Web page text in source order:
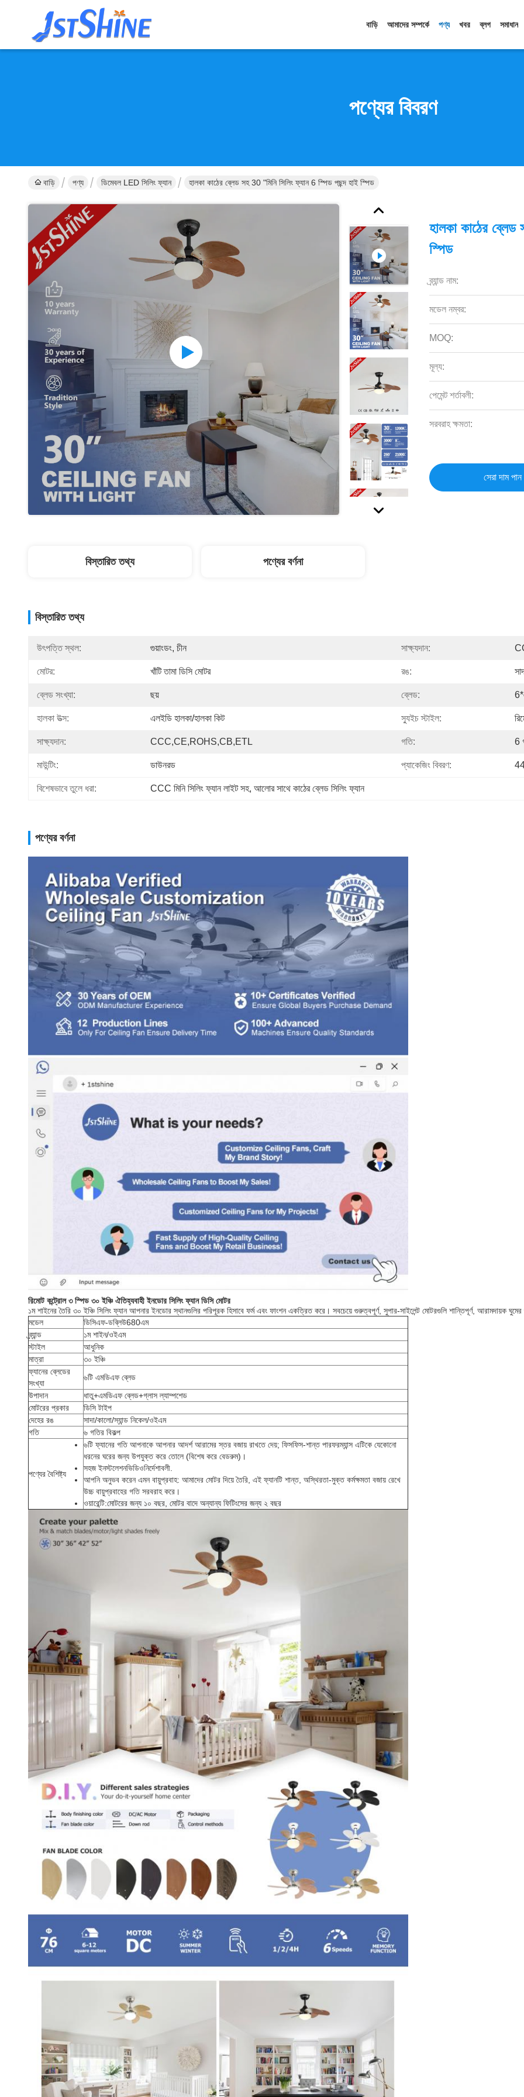
বাড়ি আমাদের সম্পর্কে পণ্য খবর ব্লগ সমাধান
পণ্যের বিবরণ
বাড়ি পণ্য ডিমেবল LED সিলিং ফ্যান হালকা কাঠের ব্লেড সহ 30 "মিনি সিলিং ফ্যান 6 স্পিড পছন্দ হাই স্পিড
হালকা কাঠের ব্লেড
স্পিড
ব্র্যান্ড নাম:
মডেল নম্বর:
MOQ:
মূল্য:
পেমেন্ট শর্তাবলী:
সরবরাহ ক্ষমতা:
সেরা দাম পান
বিস্তারিত তথ্য পণ্যের বর্ণনা
বিস্তারিত তথ্য
উৎপত্তি স্থল: গুয়াংডং, চীন সাক্ষ্যদান:
মোটর: খাঁটি তামা ডিসি মোটর রঙ:
ব্লেড সংখ্যা: ছয় ব্লেড:
হালকা উত্স: এলইডি হালকা/হালকা কিট স্যুইচ স্টাইল:
সাক্ষ্যদান: CCC,CE,ROHS,CB,ETL গতি: 6
মাউন্টিং: ডাউনরড প্যাকেজিং বিবরণ:
বিশেষভাবে তুলে ধরা: CCC মিনি সিলিং ফ্যান লাইট সহ, আলোর সাথে কাঠের ব্লেড সিলিং ফ্যান
পণ্যের বর্ণনা
রিমোট কন্ট্রোল ৩ স্পিড ৩০ ইঞ্চি ঐতিহ্যবাহী ইনডোর সিলিং ফ্যান ডিসি মোটর
১ম শাইনের তৈরি ৩০ ইঞ্চি সিলিং ফ্যান আপনার ইনডোর স্থানগুলির পরিপূরক হিসাবে ফর্ম এবং ফাংশন একত্রিত করে। সবচেয়ে গুরুত্বপূর্ণ, সুপার-সাইলেন্ট মোটরগুলি শান্তিপূর্ণ, আরামদায়ক
মডেল
ডিসিএফ-ডব্লিউ680এম
ব্র্যান্ড
১ম শাইন/ওইএম
স্টাইল
আধুনিক
মাত্রা
৩০ ইঞ্চি
ফ্যানের ব্লেডের
সংখ্যা
৬টি এমডিএফ ব্লেড
উপাদান
ধাতু+এমডিএফ ব্লেড+গ্লাস ল্যাম্পশেড
মোটরের প্রকার
ডিসি টাইপ
দেহের রঙ
সাদা/কালো/স্যান্ড নিকেল/ওইএম
গতি
৬ গতির বিকল্প
পণ্যের বৈশিষ্ট্য
৬টি ফ্যানের গতি আপনাকে আপনার আদর্শ আরামের স্তর বজায় রাখতে দেয়; ফিসফিস-শান্ত পারফরম্যান্স এটিকে যেকোনো
ধরনের ঘরের জন্য উপযুক্ত করে তোলে (বিশেষ করে বেডরুম)।
সহজ ইনস্টলেশনভিডিওনির্দেশাবলী
আপনি অনুভব করেন এমন বায়ুপ্রবাহ: আমাদের মোটর দিয়ে তৈরি, এই ফ্যানটি শান্ত, অস্থিরতা-মুক্ত কর্মক্ষমতা বজায় রেখে
উচ্চ বায়ুপ্রবাহের গতি সরবরাহ করে।
ওয়ারেন্টি:মোটরের জন্য ১০ বছর, মোটর বাদে অন্যান্য ফিটিংসের জন্য ২ বছর